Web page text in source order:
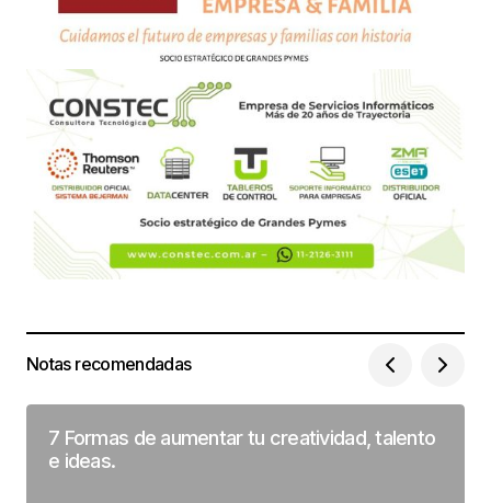
Notas recomendadas
7 Formas de aumentar tu creatividad, talento
e ideas.